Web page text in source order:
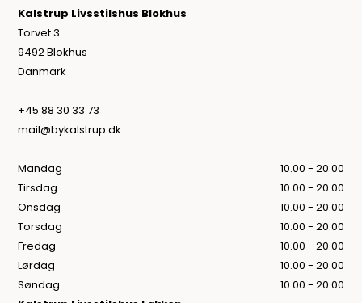
Kalstrup Livsstilshus Blokhus
Torvet 3
9492 Blokhus
Danmark
+45 88 30 33 73
mail@bykalstrup.dk
Mandag
10.00 - 20.00
Tirsdag
10.00 - 20.00
Onsdag
10.00 - 20.00
Torsdag
10.00 - 20.00
Fredag
10.00 - 20.00
Lørdag
10.00 - 20.00
Søndag
10.00 - 20.00